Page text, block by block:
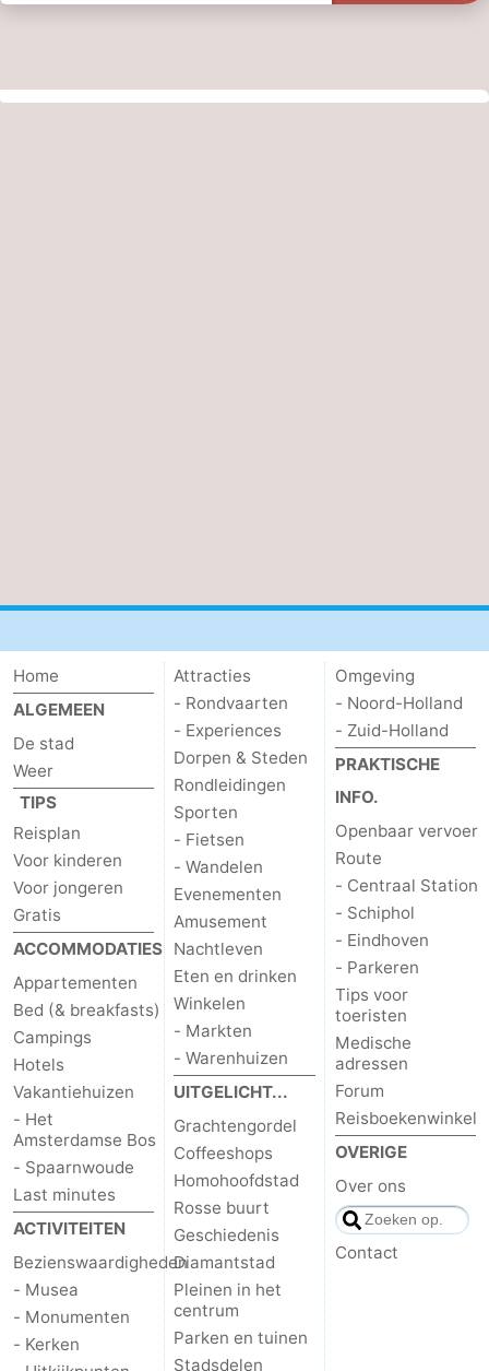
Home
ALGEMEEN
De stad
Weer
TIPS
Reisplan
Voor kinderen
Voor jongeren
Gratis
ACCOMMODATIES
Appartementen
Bed (& breakfasts)
Campings
Hotels
Vakantiehuizen
- Het
Amsterdamse Bos
- Spaarnwoude
Last minutes
ACTIVITEITEN
Bezienswaardigheden
- Musea
- Monumenten
- Kerken
Attracties
- Rondvaarten
- Experiences
Dorpen & Steden
Rondleidingen
Sporten
- Fietsen
- Wandelen
Evenementen
Amusement
Nachtleven
Eten en drinken
Winkelen
- Markten
- Warenhuizen
UITGELICHT...
Grachtengordel
Coffeeshops
Homohoofdstad
Rosse buurt
Geschiedenis
Diamantstad
Pleinen in het
centrum
Parken en tuinen
Stadsdelen
Omgeving
- Noord-Holland
- Zuid-Holland
PRAKTISCHE
INFO.
Openbaar vervoer
Route
- Centraal Station
- Schiphol
- Eindhoven
- Parkeren
Tips voor
toeristen
Medische
adressen
Forum
Reisboekenwinkel
OVERIGE
Over ons
Contact